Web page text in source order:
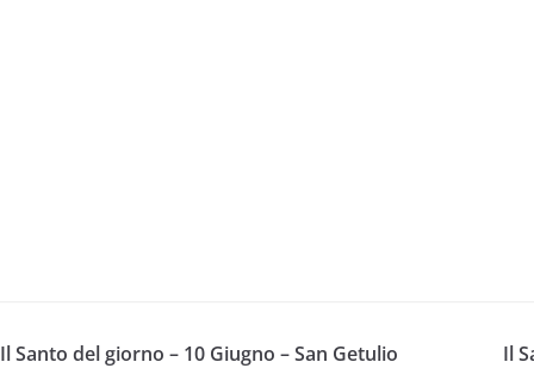
Il Santo del giorno – 10 Giugno – San Getulio Il